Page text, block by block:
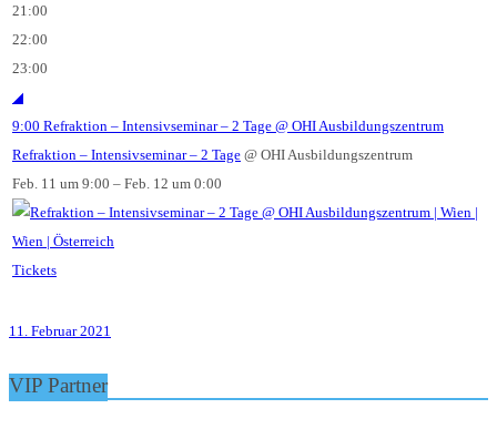
21:00
22:00
23:00
◢
9:00 Refraktion – Intensivseminar – 2 Tage @ OHI Ausbildungszentrum
Refraktion – Intensivseminar – 2 Tage @ OHI Ausbildungszentrum
Feb. 11 um 9:00 – Feb. 12 um 0:00
Tickets
11. Februar 2021
VIP Partner